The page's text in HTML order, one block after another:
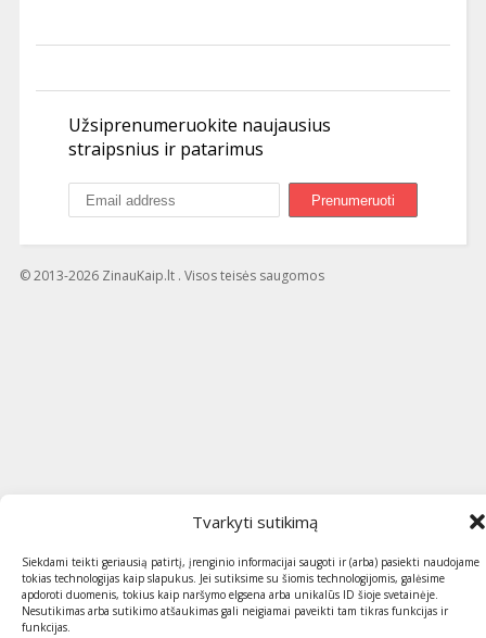
Tvarkyti sutikimą
Siekdami teikti geriausią patirtį, įrenginio informacijai saugoti ir (arba) pasiekti naudojame
tokias technologijas kaip slapukus. Jei sutiksime su šiomis technologijomis, galėsime
apdoroti duomenis, tokius kaip naršymo elgsena arba unikalūs ID šioje svetainėje.
Nesutikimas arba sutikimo atšaukimas gali neigiamai paveikti tam tikras funkcijas ir
funkcijas.
Užsiprenumeruokite naujausius
straipsnius ir patarimus
© 2013-2026 ZinauKaip.lt . Visos teisės saugomos